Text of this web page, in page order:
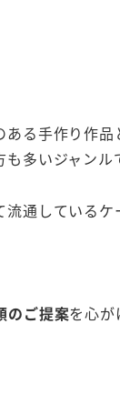
る手作り作
多いジャンル
通しているケ
のご提案を心が